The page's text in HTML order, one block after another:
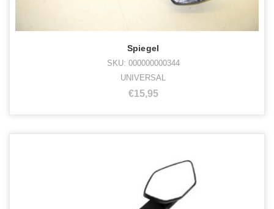
Spiegel
SKU: 000000000344
UNIVERSAL
€15,95